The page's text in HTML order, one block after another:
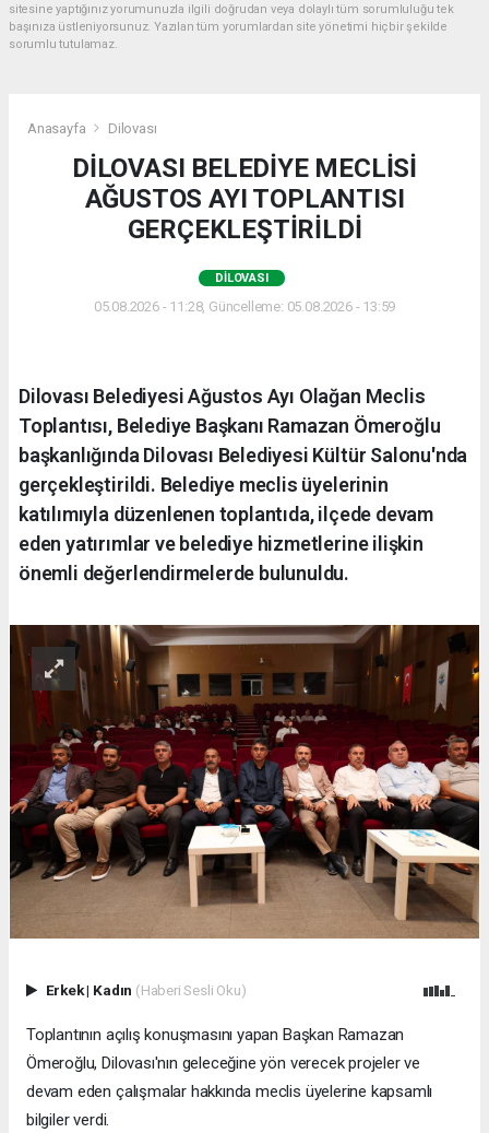
sitesine yaptığınız yorumunuzla ilgili doğrudan veya dolaylı tüm sorumluluğu tek
başınıza üstleniyorsunuz. Yazılan tüm yorumlardan site yönetimi hiçbir şekilde
sorumlu tutulamaz.
Anasayfa Dilovası
DİLOVASI BELEDİYE MECLİSİ
AĞUSTOS AYI TOPLANTISI
GERÇEKLEŞTİRİLDİ
DILOVASI
05.08.2026 - 11:28, Güncelleme: 05.08.2026 - 13:59
Dilovası Belediyesi Ağustos Ayı Olağan Meclis
Toplantısı, Belediye Başkanı Ramazan Ömeroğlu
başkanlığında Dilovası Belediyesi Kültür Salonu'nda
gerçekleştirildi. Belediye meclis üyelerinin
katılımıyla düzenlenen toplantıda, ilçede devam
eden yatırımlar ve belediye hizmetlerine ilişkin
önemli değerlendirmelerde bulunuldu.
Erkek| Kadın (Haberi Sesli Oku)
Toplantının açılış konuşmasını yapan Başkan Ramazan
Ömeroğlu, Dilovası'nın geleceğine yön verecek projeler ve
devam eden çalışmalar hakkında meclis üyelerine kapsamlı
bilgiler verdi.